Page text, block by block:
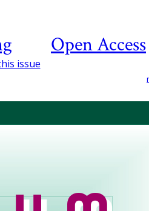
Open Access
issue